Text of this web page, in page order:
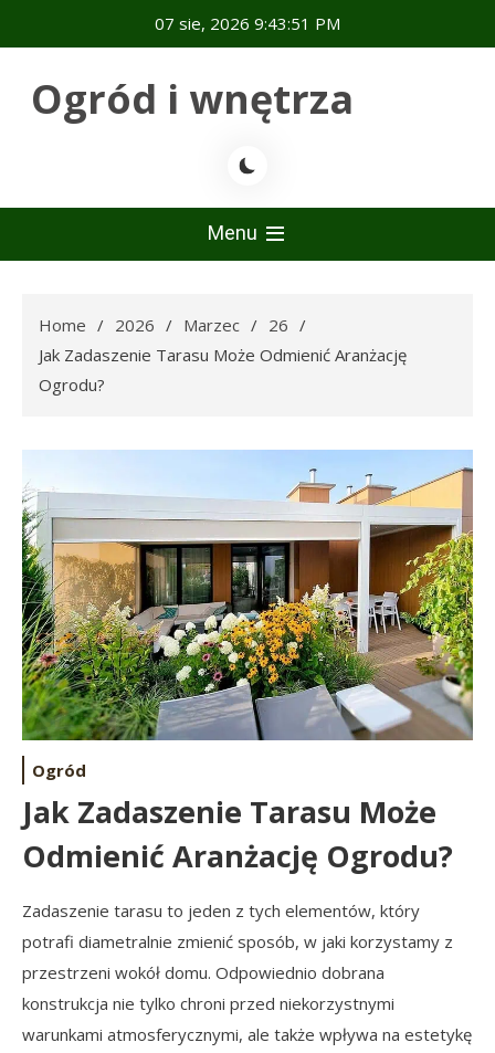
to
07 sie, 2026 9:43:52 PM
Ogród i wnętrza
Menu
Home 2026 Marzec
26
Jak Zadaszenie Tarasu Może Odmienić Aranżację
Ogrodu?
Ogród
Jak Zadaszenie Tarasu Może
Odmienić Aranżację Ogrodu?
Zadaszenie tarasu to jeden z tych elementów, który
potrafi diametralnie zmienić sposób, w jaki korzystamy z
przestrzeni wokół domu. Odpowiednio dobrana
konstrukcja nie tylko chroni przed niekorzystnymi
warunkami atmosferycznymi, ale także wpływa na estetykę